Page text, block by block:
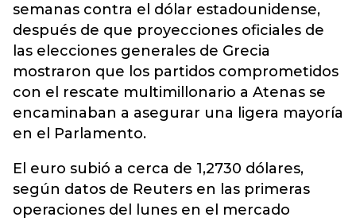
semanas contra el dólar estadounidense,
después de que proyecciones oficiales de
las elecciones generales de Grecia
mostraron que los partidos comprometidos
con el rescate multimillonario a Atenas se
encaminaban a asegurar una ligera mayoría
en el Parlamento.
El euro subió a cerca de 1,2730 dólares,
según datos de Reuters en las primeras
operaciones del lunes en el mercado